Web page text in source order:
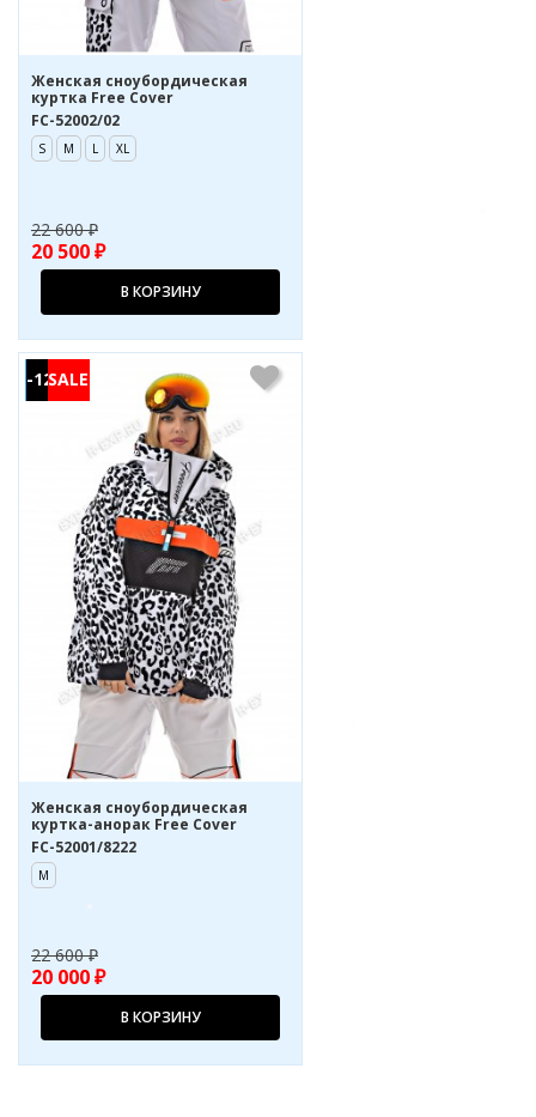
Женская сноубордическая
куртка Free Cover
FC-52002/02
S M L XL
22 600 ₽
20 500 ₽
В КОРЗИНУ
-12%
Женская сноубордическая
куртка-анорак Free Cover
FC-52001/8222
M
22 600 ₽
20 000 ₽
В КОРЗИНУ